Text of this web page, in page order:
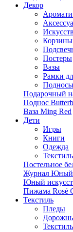
Декор
Корзины
Постеры
Вазы
Рамки
Подносы
Подарочный
Поднос
Ваза Ming Red
Дети
Игры
Книги
Одежда
Текстиль
Постельное
Журнал Юный
Юный
Пижама Rosé
Текстиль
Пледы